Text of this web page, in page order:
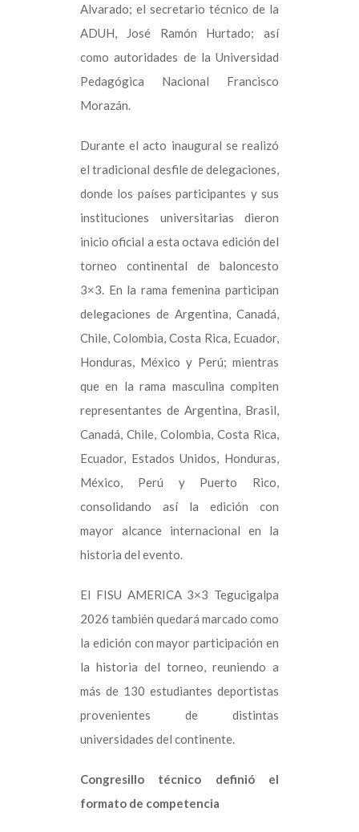
Alvarado; el secretario técnico de la
ADUH, José Ramón Hurtado; así
como autoridades de la Universidad
Pedagógica Nacional Francisco
Morazán.
Durante el acto inaugural se realizó
el tradicional desfile de delegaciones,
donde los países participantes y sus
instituciones universitarias dieron
inicio oficial a esta octava edición del
torneo continental de baloncesto
3×3. En la rama femenina participan
delegaciones de Argentina, Canadá,
Chile, Colombia, Costa Rica, Ecuador,
Honduras, México y Perú; mientras
que en la rama masculina compiten
representantes de Argentina, Brasil,
Canadá, Chile, Colombia, Costa Rica,
Ecuador, Estados Unidos, Honduras,
México, Perú y Puerto Rico,
consolidando así la edición con
mayor alcance internacional en la
historia del evento.
El FISU AMERICA 3×3 Tegucigalpa
2026 también quedará marcado como
la edición con mayor participación en
la historia del torneo, reuniendo a
más de 130 estudiantes deportistas
provenientes de distintas
universidades del continente.
Congresillo técnico definió el
formato de competencia